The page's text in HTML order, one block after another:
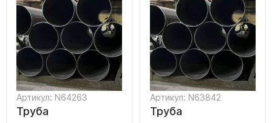
Артикул: N64263
Труба
Артикул: N63842
Труба